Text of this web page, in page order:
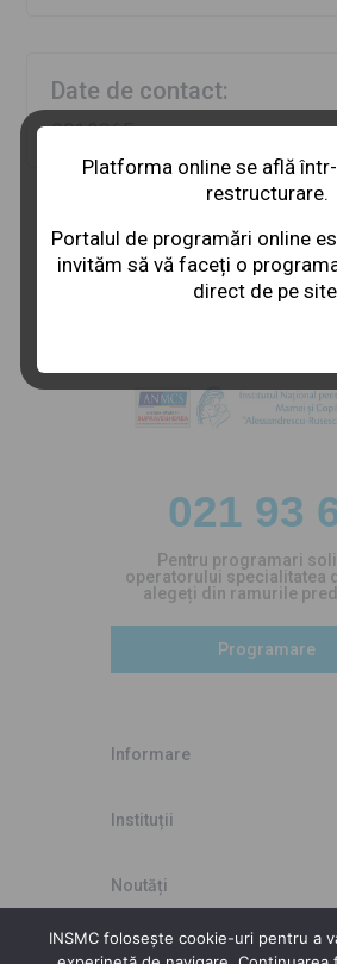
Date de contact:
0219365
021 93
Pentru programari
operatorului specialitatea
alegeți din ramurile
Programare
Informare
Instituții
Noutăți
INSMC folosește cookie-uri pentru a
Platforma online se află
restructurare.
Portalul de programări online
invităm să vă faceți o
direct de pe